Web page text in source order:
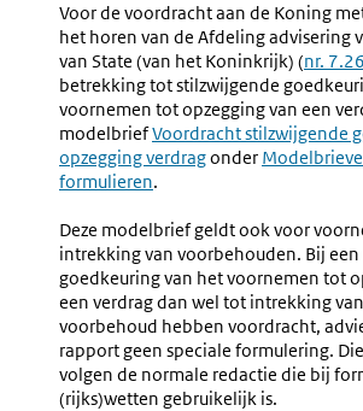
Voor de voordracht aan de Koning
het horen van de Afdeling advisering
van State (van het Koninkrijk) (nr. 7.26
betrekking tot stilzwijgende
voornemen tot opzegging van een
modelbriefVoordracht stilzwijgende
opzegging verdragonder
formulieren.
Deze modelbrief geldt ook voor
intrekking van voorbehouden. Bij
goedkeuring van het voornemen tot
een verdrag dan wel tot intrekking
voorbehoud hebben voordracht,
rapport geen speciale formulering.
volgen de normale redactie die bij
(rijks)wetten gebruikelijk is.